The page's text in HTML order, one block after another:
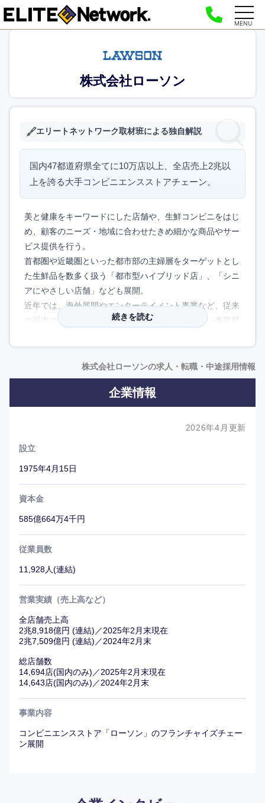
MENU
株式会社ローソン
エリートネットワーク取材班による独自解説
国内47都道府県全てに10万店以上、全店売上2兆以
上を誇る大手コンビニエンスストアチェーン。
美と健康をキーワードにした店舗や、生鮮コンビニをはじ
め、顧客のニーズ・地域に合わせたきめ細かな商品やサー
ビス提供を行う。
首都圏や近畿圏といった都市部の主婦層をターゲットとし
た生鮮品を数多く扱う「都市型ハイブリッド店」、「シニ
アにやさしい店舗」なども展開。
近年では、海外展開やエンターテイメント事業など、従来
の国内コンビニエンスストア事業の枠に留まらない事業展
続きを読む
株式会社ローソンの求人・転職・中途採用情報
企業情報
2026年4月更新
設立
1975年4月15日
資本金
585億664万4千円
従業員数
11,928人(連結)
営業実績（売上高など）
全店舗売上高
2兆8,918億円 (連結)／2025年2月末現在
2兆7,509億円 (連結)／2024年2月末
総店舗数
14,694店(国内のみ)／2025年2月末現在
14,643店(国内のみ)／2024年2月末
事業内容
コンビニエンスストア「ローソン」のフランチャイズチェー
ン展開